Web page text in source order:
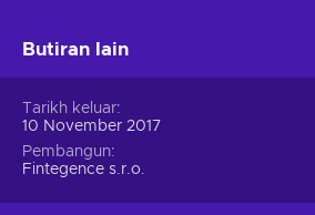
Butiran lain
Tarikh keluar
10 November 2017
Pembangun
Fintegence s.r.o.